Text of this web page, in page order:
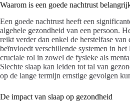
Waarom is een goede nachtrust
Een goede nachtrust heeft een
algehele gezondheid van een persoon.
reikt verder dan enkel de herstelfase van
beïnvloedt verschillende systemen in het
cruciale rol in zowel de fysieke als
Slechte slaap kan leiden tot tal van
op de lange termijn ernstige gevolgen
De impact van slaap op gezondheid